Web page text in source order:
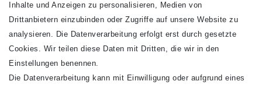
Inhalte und Anzeigen zu personalisieren, Medien von
Drittanbietern einzubinden oder Zugriffe auf unsere Website zu
analysieren. Die Datenverarbeitung erfolgt erst durch gesetzte
Cookies. Wir teilen diese Daten mit Dritten, die wir in den
Einstellungen benennen.
Die Datenverarbeitung kann mit Einwilligung oder aufgrund eines